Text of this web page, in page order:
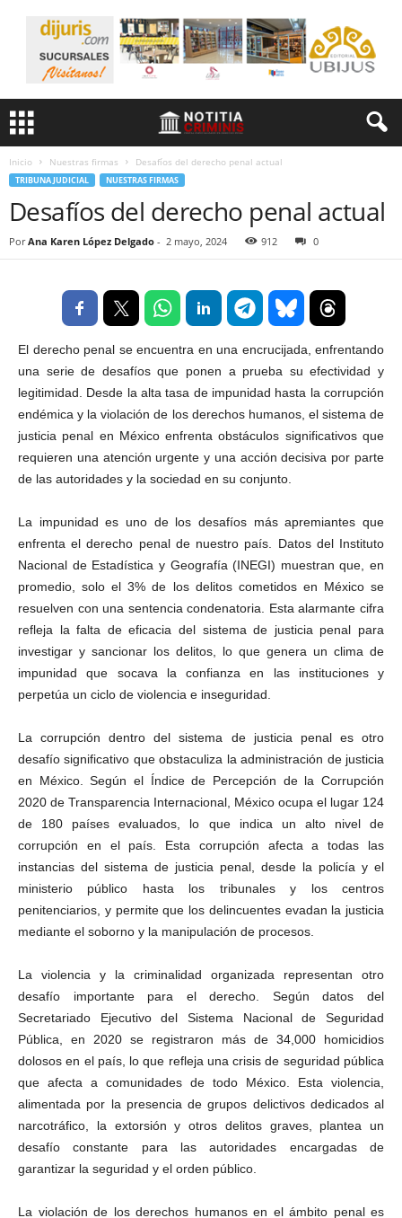
Inicio Nuestras firmas Desafíos del derecho penal actual
TRIBUNA JUDICIAL NUESTRAS FIRMAS
Desafíos del derecho penal actual
Por Ana Karen López Delgado - 2 mayo, 2024 912 0
El derecho penal se encuentra en una encrucijada, enfrentando
una serie de desafíos que ponen a prueba su efectividad y
legitimidad. Desde la alta tasa de impunidad hasta la corrupción
endémica y la violación de los derechos humanos, el sistema de
justicia penal en México enfrenta obstáculos significativos que
requieren una atención urgente y una acción decisiva por parte
de las autoridades y la sociedad en su conjunto.
La impunidad es uno de los desafíos más apremiantes que
enfrenta el derecho penal de nuestro país. Datos del Instituto
Nacional de Estadística y Geografía (INEGI) muestran que, en
promedio, solo el 3% de los delitos cometidos en México se
resuelven con una sentencia condenatoria. Esta alarmante cifra
refleja la falta de eficacia del sistema de justicia penal para
investigar y sancionar los delitos, lo que genera un clima de
impunidad que socava la confianza en las instituciones y
perpetúa un ciclo de violencia e inseguridad.
La corrupción dentro del sistema de justicia penal es otro
desafío significativo que obstaculiza la administración de justicia
en México. Según el Índice de Percepción de la Corrupción
2020 de Transparencia Internacional, México ocupa el lugar 124
de 180 países evaluados, lo que indica un alto nivel de
corrupción en el país. Esta corrupción afecta a todas las
instancias del sistema de justicia penal, desde la policía y el
ministerio público hasta los tribunales y los centros
penitenciarios, y permite que los delincuentes evadan la justicia
mediante el soborno y la manipulación de procesos.
La violencia y la criminalidad organizada representan otro
desafío importante para el derecho. Según datos del
Secretariado Ejecutivo del Sistema Nacional de Seguridad
Pública, en 2020 se registraron más de 34,000 homicidios
dolosos en el país, lo que refleja una crisis de seguridad pública
que afecta a comunidades de todo México. Esta violencia,
alimentada por la presencia de grupos delictivos dedicados al
narcotráfico, la extorsión y otros delitos graves, plantea un
desafío constante para las autoridades encargadas de
garantizar la seguridad y el orden público.
La violación de los derechos humanos en el ámbito penal es